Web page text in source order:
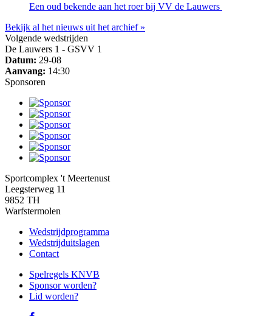
Een oud bekende aan het roer bij VV de Lauwers
Bekijk al het nieuws uit het archief »
Volgende wedstrijden
De Lauwers 1 - GSVV 1
Datum: 29-08
Aanvang: 14:30
Sponsoren
Sportcomplex 't Meertenust
Leegsterweg 11
9852 TH
Warfstermolen
Wedstrijdprogramma
Wedstrijduitslagen
Contact
Spelregels KNVB
Sponsor worden?
Lid worden?